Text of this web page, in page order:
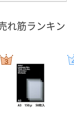
れ筋ランキン